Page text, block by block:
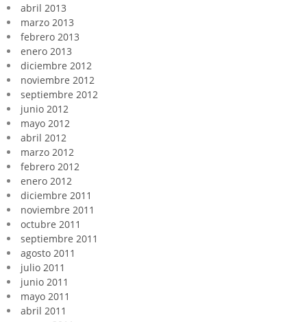
abril 2013
marzo 2013
febrero 2013
enero 2013
diciembre 2012
noviembre 2012
septiembre 2012
junio 2012
mayo 2012
abril 2012
marzo 2012
febrero 2012
enero 2012
diciembre 2011
noviembre 2011
octubre 2011
septiembre 2011
agosto 2011
julio 2011
junio 2011
mayo 2011
abril 2011